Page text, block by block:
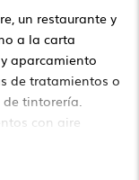
un restaurante y
a la carta
aparcamiento
de tratamientos o
de tintorería.
con aire
tienen